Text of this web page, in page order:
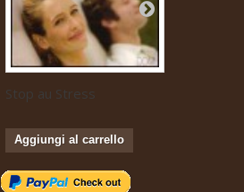
Stop au Stress
Aggiungi al carrello